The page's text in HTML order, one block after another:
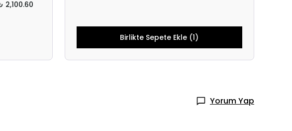
2,100.60
Birlikte Sepete Ekle (1)
Yorum Yap